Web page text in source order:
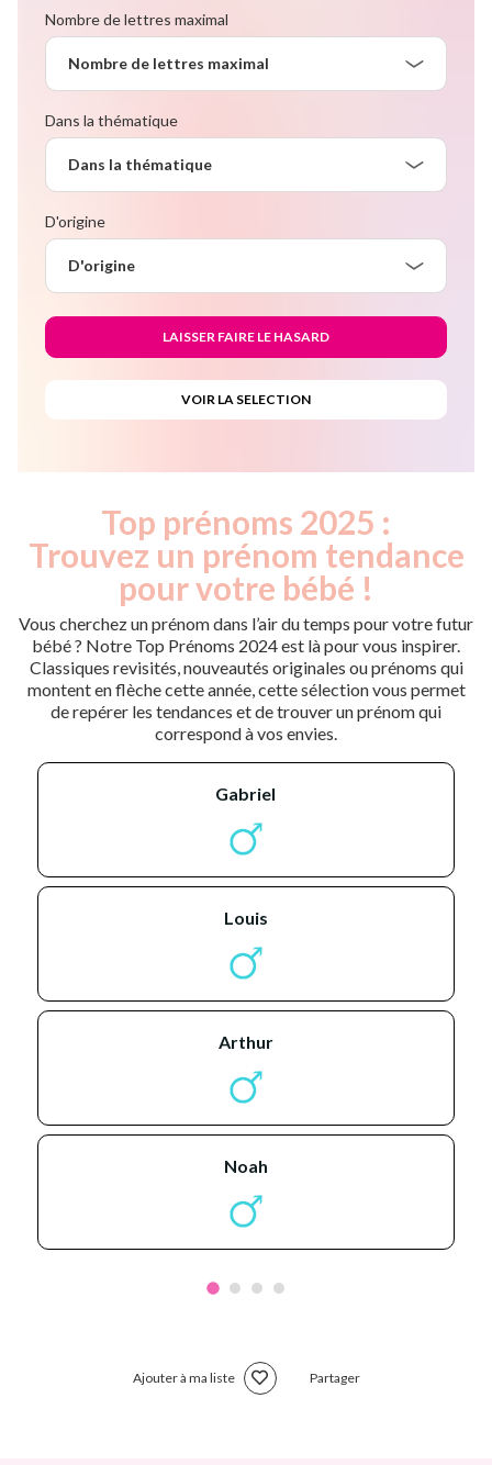
Nombre de lettres maximal
Nombre de lettres maximal
Dans la thématique
Dans la thématique
D'origine
D'origine
Top prénoms 2025 :
Trouvez un prénom tendance
pour votre bébé !
Vous cherchez un prénom dans l’air du temps pour votre futur
bébé ? Notre Top Prénoms 2024 est là pour vous inspirer.
Classiques revisités, nouveautés originales ou prénoms qui
montent en flèche cette année, cette sélection vous permet
de repérer les tendances et de trouver un prénom qui
correspond à vos envies.
gabriel
louis
arthur
noah
Ajouter à ma liste Partager